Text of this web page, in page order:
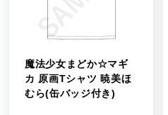
魔法少女まどか☆マギ
カ 原画Tシャツ 暁美ほ
むら(缶バッジ付き)